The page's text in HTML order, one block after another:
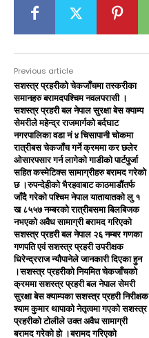
Previous article
सशस्त्र प्रहरीको चेकजाँचमा तस्करीका
समानहरु बरामदपश्चिम नवलपरासी ।
सशस्त्र प्रहरी बल नेपाल सुरक्षा बेस क्याम्प
सेमरीले महेन्द्र राजमार्गको बर्दघाट
नगरपालिका वडा नं ४ चिसापानी चोकमा
रात्रीबस चेकजाँच गर्ने क्रममा कर छलेर
ओसारपसार गर्न लागेको गाडीको पार्टपुर्जा
सहित कस्मेटिक्स सामाग्रीहरु बरामद गरेको
छ ।रुपन्देहीको भैरहवाबाट काठमाडौंतर्फ
जाँदै गरेको पश्चिम नेपाल यातायातको लु १
ख ८५५७ नम्बरको रात्रीबसमा बिलबिजक
नभएको अवैध सामाग्री बरामद गरिएको
सशस्त्र प्रहरी बल नेपाल २६ नम्बर गणका
गणपति एवं सशस्त्र प्रहरी उपरीक्षक
धिरेन्द्रराज न्यौपानेले जानकारी दिएका हुन
।सशस्त्र प्रहरीको नियमित चेकजाँचको
क्रममा सशस्त्र प्रहरी बल नेपाल सेमरी
सुरक्षा बेस क्याम्पका सशस्त्र प्रहरी निरीक्षक
श्याम कुमार थापाको नेतृत्वमा गएको सशस्त्र
प्रहरीको टोलीले उक्त अवैध सामाग्री
बरामद गरेको हो ।बरामद गरिएको